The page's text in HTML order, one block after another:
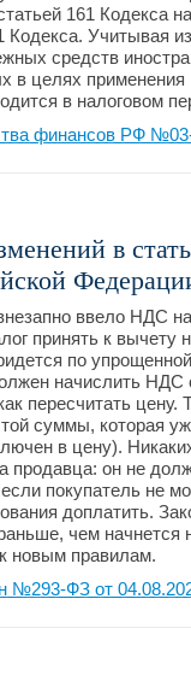
161 Кодекса
Кодекса. Учитывая
средств
в целях
в налоговом
финансов РФ №03-
в
ввело НДС
принять к вычету
по
начислить НДС
пересчитать цену.
суммы, которая
в цену).
продавца: он не
покупатель не
доплатить.
чем
новым правилам.
№293-ФЗ от